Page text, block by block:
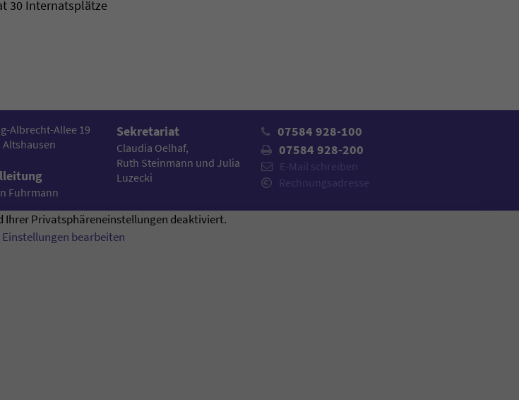
30 Internatsplätze
Albrecht-Allee 19
Altshausen
Fuhrmann
Sekretariat
Claudia Oelhaf,
Ruth Steinmann und Julia
Luzecki
07584 928-100
07584 928-200
E-Mail schreiben
Rechnungsadresse
Ihrer Privatsphäreneinstellungen deaktiviert.
Einstellungen bearbeiten